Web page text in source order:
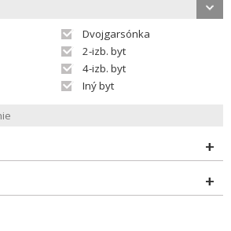
Dvojgarsónka
2-izb. byt
4-izb. byt
Iný byt